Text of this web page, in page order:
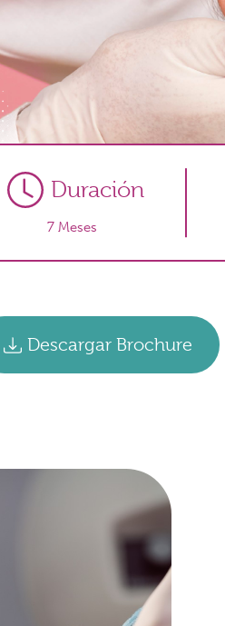
Duración
7 Meses
Descargar Brochure